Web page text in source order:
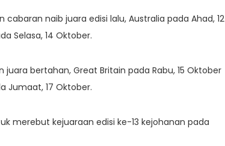
naib juara edisi lalu, Australia pada Ahad, 12
Selasa, 14 Oktober.
bertahan, Great Britain pada Rabu, 15 Oktober
Jumaat, 17 Oktober.
merebut kejuaraan edisi ke-13 kejohanan pada